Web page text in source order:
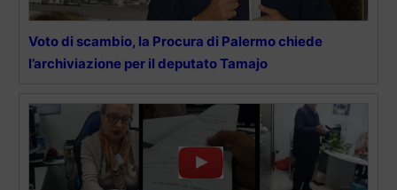
Voto di scambio, la Procura di Palermo chiede
l’archiviazione per il deputato Tamajo